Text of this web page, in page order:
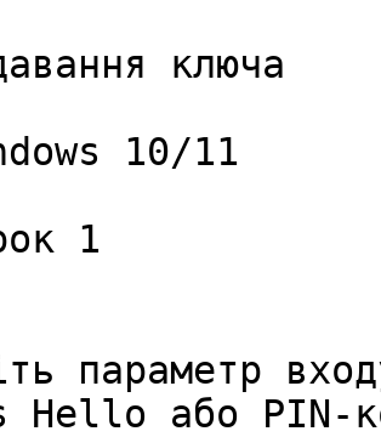
ключа
10/11
1
параметр
Hello або PIN-